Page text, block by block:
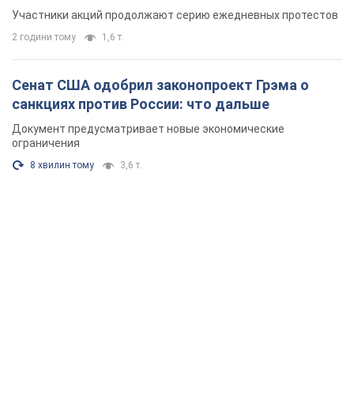
Участники акций продолжают серию ежедневных протестов
2 години тому 1,6 т.
Сенат США одобрил законопроект Грэма о
санкциях против России: что дальше
Документ предусматривает новые экономические
ограничения
8 хвилин тому 3,6 т.